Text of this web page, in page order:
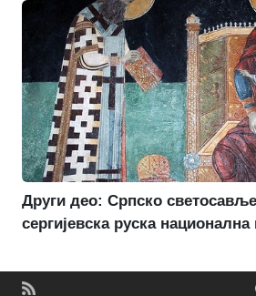
Други део: Српско
сергијевска руска национална